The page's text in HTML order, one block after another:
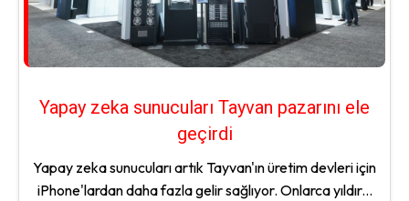
Yapay zeka sunucuları Tayvan pazarını ele
geçirdi
Yapay zeka sunucuları artık Tayvan'ın üretim devleri için
iPhone'lardan daha fazla gelir sağlıyor. Onlarca yıldır...